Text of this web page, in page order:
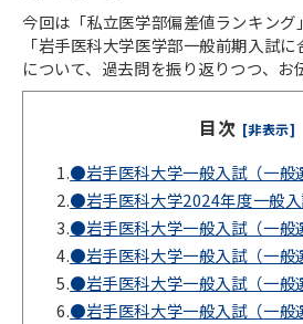
今回は「私立医学部偏差値ランキング
「岩手医科大学医学部一般前期入試に
について、過去問を振り返りつつ、お
目次 [非表示]
1.●岩手医科大学一般入試（一般
2.●岩手医科大学2024年度一般入
3.●岩手医科大学一般入試（一般
4.●岩手医科大学一般入試（一般
5.●岩手医科大学一般入試（一般
6.●岩手医科大学一般入試（一般